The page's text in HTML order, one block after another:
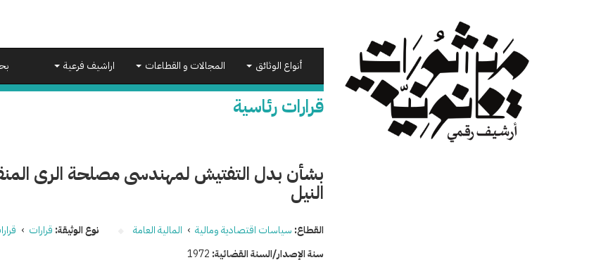
أنواع الوثائق المجالات و القطاعات اراشيف فرعية
قرارات رئاسية
بشأن بدل التفتيش لمهندسى مصلحة الرى
النيل
القطاع: سياسات اقتصادية ومالية › المالية العامة نوع الوثيقة: قرارات ›
سنة الإصدار/السنة القضائية: 1972